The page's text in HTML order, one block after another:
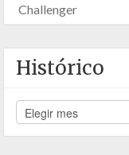
Challenger
Histórico